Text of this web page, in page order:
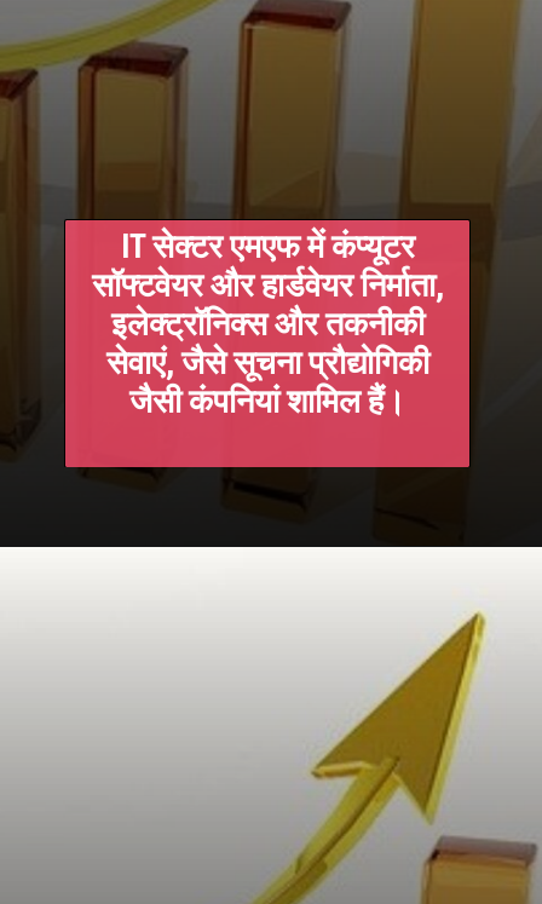
IT सेक्टर एमएफ में कंप्यूटर
सॉफ्टवेयर और हार्डवेयर निर्माता,
इलेक्ट्रॉनिक्स और तकनीकी
सेवाएं, जैसे सूचना प्रौद्योगिकी
जैसी कंपनियां शामिल हैं।